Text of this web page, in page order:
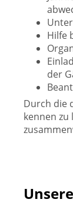
Hilfe
der
Durch die
kennen zu